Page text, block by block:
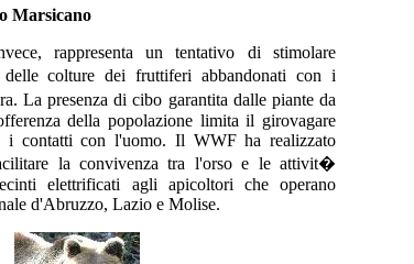
Marsicano
rappresenta un tentativo di stimolare
colture dei fruttiferi abbandonati con i
La presenza di cibo garantita dalle piante da
della popolazione limita il girovagare
i contatti con l'uomo. Il WWF ha realizzato
la convivenza tra l'orso e le attivit�
elettrificati agli apicoltori che operano
d'Abruzzo, Lazio e Molise.